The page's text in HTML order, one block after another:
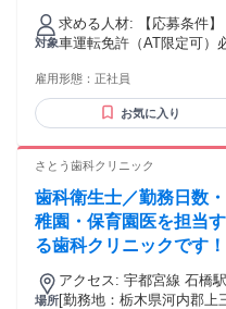
分） ・皆勤手当5,000円
対象
求める人材: 【応募条件】 ・歯科衛生士免許必須 ・普通自動
車運転免許（AT限定可）
す】 ・口腔外科や病院歯
がら成長したい方 ・患者
たい方 ・チーム医療を大
雇用形態： 正社員
お気に入り
さとう歯科クリニック
歯科衛生士／勤務日数
稚園・保育園医を担当
る歯科クリニックです！
場所
アクセス: 宇都宮線
[勤務地：栃木県河内郡上